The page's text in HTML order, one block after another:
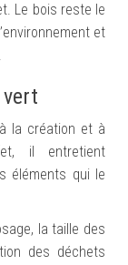
Le bois reste le
et
la création et à
il entretient
éléments qui le
la taille des
des déchets